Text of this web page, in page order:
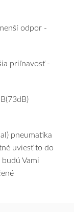
odpor -
priľnavosť -
pneumatika
uviesť to do
Vami